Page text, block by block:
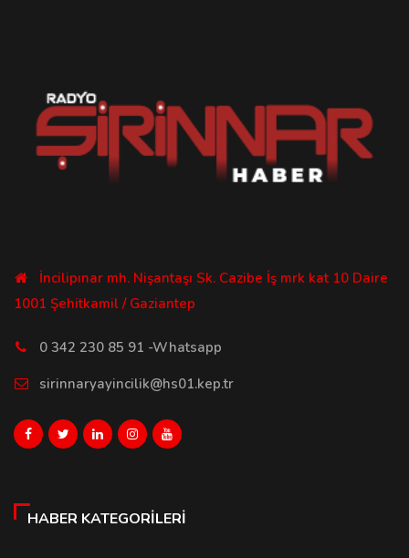
İncilipınar mh. Nişantaşı Sk. Cazibe İş mrk kat 10 Daire
1001 Şehitkamil / Gaziantep
0 342 230 85 91 -Whatsapp
sirinnaryayincilik@hs01.kep.tr
HABER KATEGORILERI